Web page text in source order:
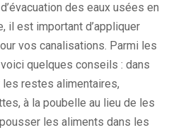
des eaux usées en
il est important d’appliquer
vos canalisations. Parmi les
quelques conseils : dans
restes alimentaires,
à la poubelle au lieu de les
les aliments dans les